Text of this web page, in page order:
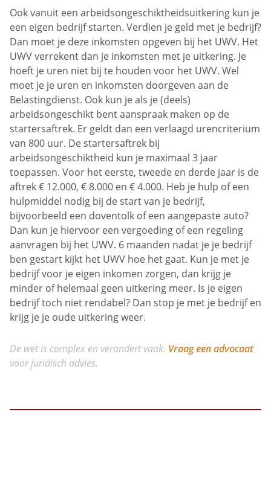
Ook vanuit een arbeidsongeschiktheidsuitkering kun je
een eigen bedrijf starten. Verdien je geld met je bedrijf?
Dan moet je deze inkomsten opgeven bij het UWV. Het
UWV verrekent dan je inkomsten met je uitkering. Je
hoeft je uren niet bij te houden voor het UWV. Wel
moet je je uren en inkomsten doorgeven aan de
Belastingdienst. Ook kun je als je (deels)
arbeidsongeschikt bent aanspraak maken op de
startersaftrek. Er geldt dan een verlaagd urencriterium
van 800 uur. De startersaftrek bij
arbeidsongeschiktheid kun je maximaal 3 jaar
toepassen. Voor het eerste, tweede en derde jaar is de
aftrek € 12.000, € 8.000 en € 4.000. Heb je hulp of een
hulpmiddel nodig bij de start van je bedrijf,
bijvoorbeeld een doventolk of een aangepaste auto?
Dan kun je hiervoor een vergoeding of een regeling
aanvragen bij het UWV. 6 maanden nadat je je bedrijf
ben gestart kijkt het UWV hoe het gaat. Kun je met je
bedrijf voor je eigen inkomen zorgen, dan krijg je
minder of helemaal geen uitkering meer. Is je eigen
bedrijf toch niet rendabel? Dan stop je met je bedrijf en
krijg je je oude uitkering weer.
De wet is complex en verandert vaak. Vraag een advocaat
voor juridisch advies.